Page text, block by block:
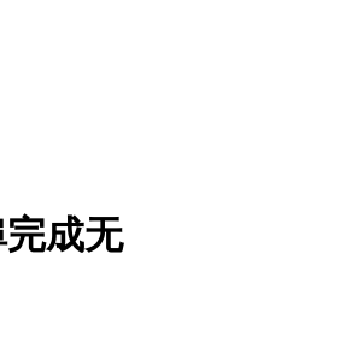
成无